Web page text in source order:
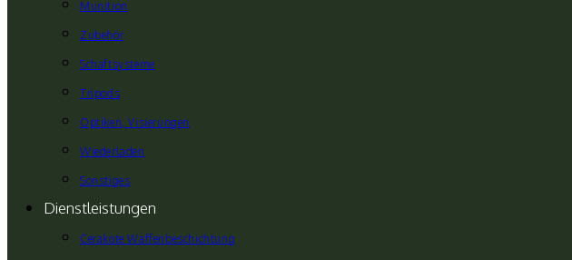
Munition
Zubehör
Schaftsysteme
Tripods
Optiken, Visierungen
Wiederladen
Sonstiges
Dienstleistungen
Cerakote Waffenbeschichtung